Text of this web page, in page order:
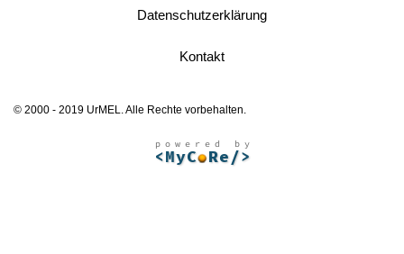
Datenschutzerklärung
Kontakt
© 2000 - 2019 UrMEL. Alle Rechte vorbehalten.